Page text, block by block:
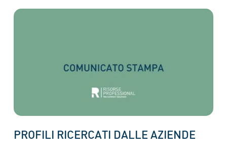
PROFILI RICERCATI DALLE AZIENDE